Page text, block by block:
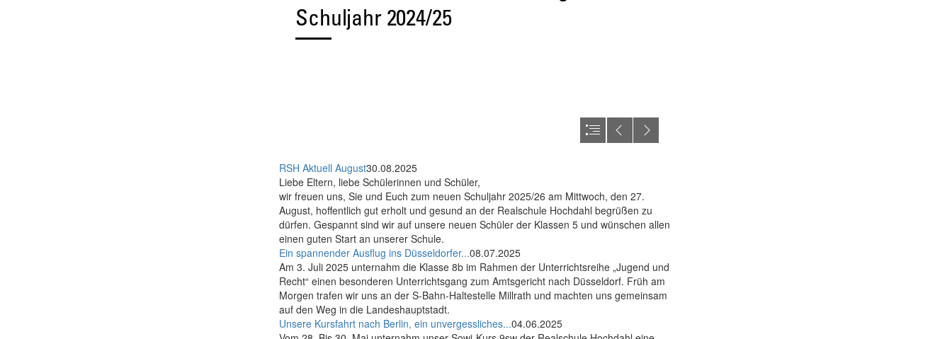
RSH Aktuell August30.08.2025
Liebe Eltern, liebe Schülerinnen und Schüler,
wir freuen uns, Sie und Euch zum neuen Schuljahr 2025/26 am Mittwoch, den 27.
August, hoffentlich gut erholt und gesund an der Realschule Hochdahl begrüßen zu
dürfen. Gespannt sind wir auf unsere neuen Schüler der Klassen 5 und wünschen allen
einen guten Start an unserer Schule.
Ein spannender Ausflug ins Düsseldorfer...08.07.2025
Am 3. Juli 2025 unternahm die Klasse 8b im Rahmen der Unterrichtsreihe „Jugend und
Recht“ einen besonderen Unterrichtsgang zum Amtsgericht nach Düsseldorf. Früh am
Morgen trafen wir uns an der S-Bahn-Haltestelle Millrath und machten uns gemeinsam
auf den Weg in die Landeshauptstadt.
Unsere Kursfahrt nach Berlin, ein unvergessliches...04.06.2025